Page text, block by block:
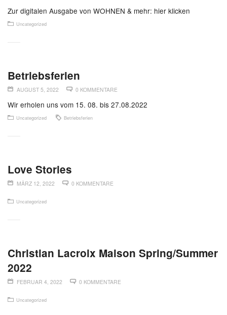
Zur digitalen Ausgabe von WOHNEN & mehr: hier klicken
Uncategorized
Betriebsferien
AUGUST 5, 2022 0 KOMMENTARE
Wir erholen uns vom 15. 08. bis 27.08.2022
Uncategorized Betriebsferien
Love Stories
MÄRZ 12, 2022 0 KOMMENTARE
Uncategorized
Christian Lacroix Maison Spring/Summer
2022
FEBRUAR 4, 2022 0 KOMMENTARE
Uncategorized